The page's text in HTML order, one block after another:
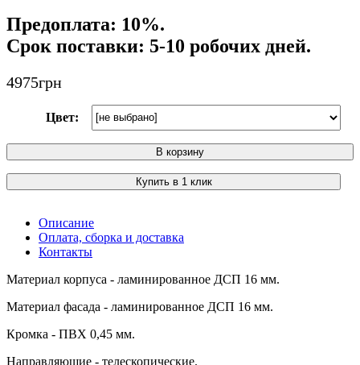
Предоплата: 10%.
Срок поставки: 5-10 робочих дней.
4975грн
Цвет:
В корзину
Купить в 1 клик
Описание
Оплата, сборка и доставка
Контакты
Материал корпуса - ламинированное ДСП 16 мм.
Материал фасада - ламинированное ДСП 16 мм.
Кромка - ПВХ 0,45 мм.
Направляющие - телескопические.